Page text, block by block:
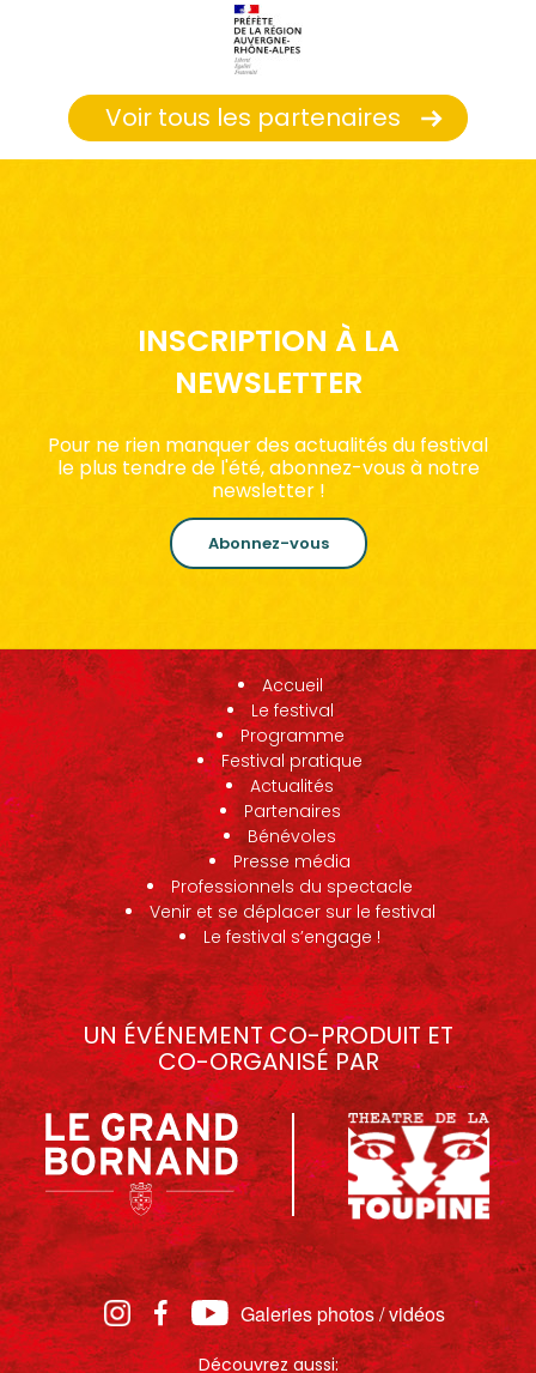
Voir tous les partenaires
INSCRIPTION À LA
NEWSLETTER
Pour ne rien manquer des actualités du festival
le plus tendre de l'été, abonnez-vous à notre
newsletter !
Abonnez-vous
Accueil
Le festival
Programme
Festival pratique
Actualités
Partenaires
Bénévoles
Presse média
Professionnels du spectacle
Venir et se déplacer sur le festival
Le festival s’engage !
UN ÉVÉNEMENT CO-PRODUIT ET
CO-ORGANISÉ PAR
Galeries photos / vidéos
Découvrez aussi: